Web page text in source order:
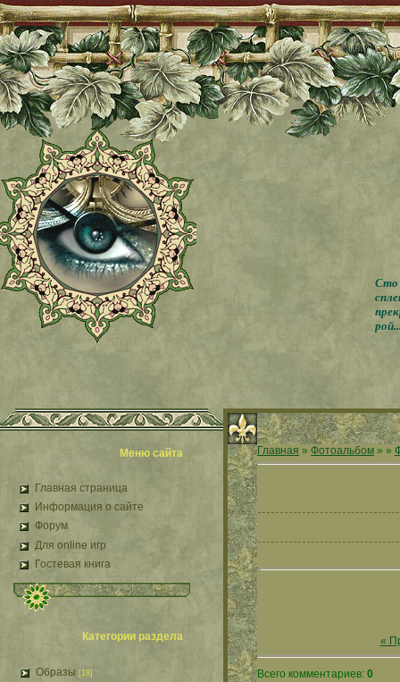
Сто
Меню сайта
Главная страница
Информация о сайте
Форум
Для online игр
Гостевая книга
Категории раздела
Образы [18]
Главная » Фотоальбом » »
«
Всего комментариев: 0